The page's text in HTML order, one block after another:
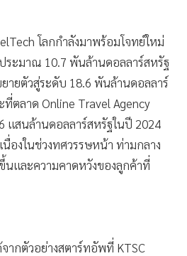
โลกกำลังมาพร้อมโจทย์ใหม่
ระมาณ 10.7 พันล้านดอลลาร์สหรัฐ
ายตัวสู่ระดับ 18.6 พันล้านดอลลาร์
ตลาด Online Travel Agency
แสนล้านดอลลาร์สหรัฐในปี 2024
องในช่วงทศวรรษหน้า ท่ามกลาง
และความคาดหวังของลูกค้าที่
ากตัวอย่างสตาร์ทอัพที่ KTSC